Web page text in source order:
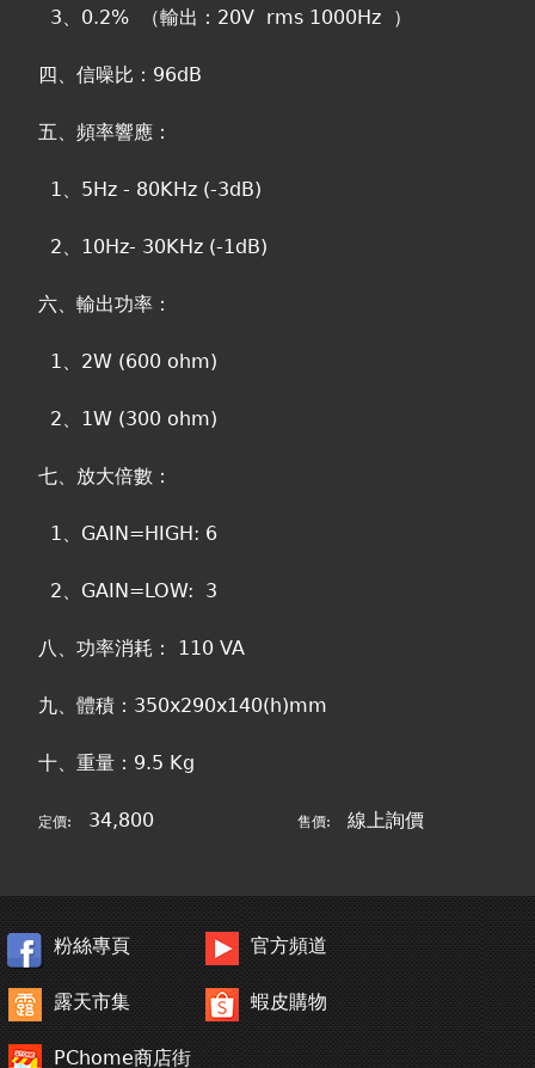
3、0.2% （輸出：20V rms 1000Hz ）
四、信噪比：96dB
五、頻率響應：
1、5Hz - 80KHz (-3dB)
2、10Hz- 30KHz (-1dB)
六、輸出功率：
1、2W (600 ohm)
2、1W (300 ohm)
七、放大倍數：
1、GAIN=HIGH: 6
2、GAIN=LOW: 3
八、功率消耗： 110 VA
九、體積：350x290x140(h)mm
十、重量：9.5 Kg
定價: 34,800 售價: 線上詢價
粉絲專頁 官方頻道
露天市集 蝦皮購物
PChome商店街